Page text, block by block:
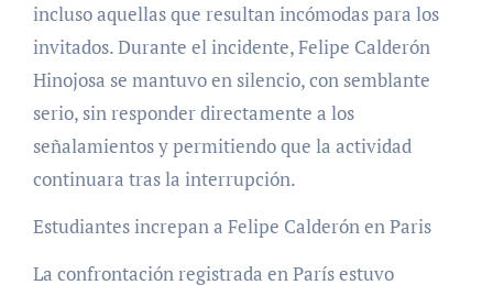
incluso aquellas que resultan incómodas para los
invitados. Durante el incidente, Felipe Calderón
Hinojosa se mantuvo en silencio, con semblante
serio, sin responder directamente a los
señalamientos y permitiendo que la actividad
continuara tras la interrupción.
Estudiantes increpan a Felipe Calderón en Paris
La confrontación registrada en París estuvo